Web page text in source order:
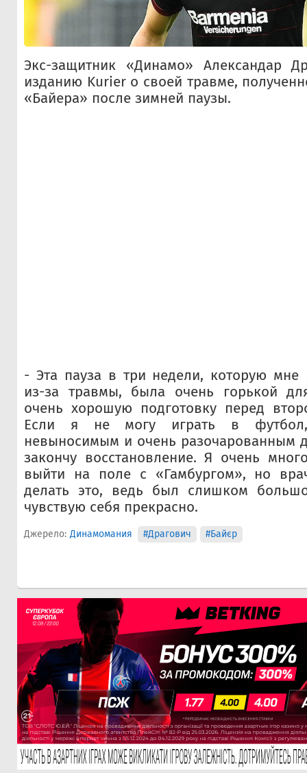
Экс-защитник «Динамо» Александар
изданию Kurier о своей травме,
«Байера» после зимней паузы.
- Эта пауза в три недели, которую мне
из-за травмы, была очень горькой
очень хорошую подготовку перед
Если я не могу играть в
невыносимым и очень разочарованным
закончу восстановление. Я очень
выйти на поле с «Гамбургом», но
делать это, ведь был слишком
чувствую себя прекрасно.
Джерело: Динамомания #Драгович #Байєр